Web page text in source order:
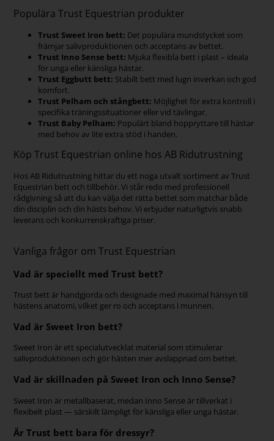
Populära Trust Equestrian produkter
Trust Sweet Iron bett: Det populära mundstycket som
främjar salivproduktionen och acceptans av bettet.
Trust Inno Sense bett: Mjuka flexibla bett i plast – ideala
för unga eller känsliga hästar.
Trust Eggbutt bett: Stabilt bett med lugn inverkan och god
komfort.
Trust Pelham och stångbett: Möjlighet för extra kontroll i
specifika träningssituationer eller vid tävlingar.
Trust Baby Pelham: Populärt bland hoppryttare till hästar
med behov av lite extra stöd i handen.
Köp Trust Equestrian online hos AB Ridutrustning
Hos AB Ridutrustning hittar du ett noga utvalt sortiment av Trust
Equestrian bett och tillbehör. Vi står redo med professionell
rådgivning så att du kan välja det rätta bettet som matchar både
din disciplin och din hästs behov. Vi erbjuder naturligtvis snabb
leverans och konkurrenskraftiga priser.
Vanliga frågor om Trust Equestrian
Vad är speciellt med Trust bett?
Trust bett är handgjorda och designade med maximal hänsyn till
hästens anatomi, vilket ger ro och acceptans i munnen.
Vad är Sweet Iron bett?
Sweet Iron är ett specialutvecklat material som stimulerar
salivproduktionen och gör hästen mer avslappnad om bettet.
Vad är skillnaden på Sweet Iron och Inno Sense?
Sweet Iron är metallbaserat, medan Inno Sense är tillverkat i
flexibelt plast — särskilt lämpligt för känsliga eller unga hästar.
Är Trust bett bara för dressyr?